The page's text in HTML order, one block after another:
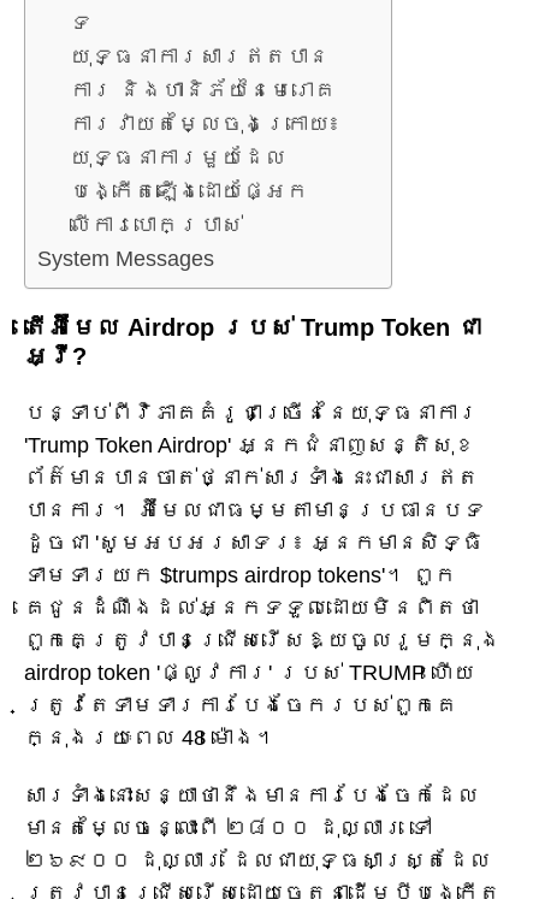
ទេ
យុទ្ធនាការសារឥតបាន
ការ និងហានិភ័យនៃមេរោគ
ការវាយតម្លៃចុងក្រោយ៖
យុទ្ធនាការមួយដែល
បង្កើតឡើងដោយផ្អែក
លើការបោកប្រាស់
System Messages
តើអ៊ីមែល Airdrop របស់ Trump Token ជា
អ្វី?
បន្ទាប់ពីវិភាគគំរូជាច្រើននៃយុទ្ធនាការ
'Trump Token Airdrop' អ្នកជំនាញសន្តិសុខ
ព័ត៌មានបានចាត់ថ្នាក់សារទាំងនេះជាសារឥត
បានការ។ អ៊ីមែលជាធម្មតាមានប្រធានបទ
ដូចជា 'សូមអបអរសាទរ៖ អ្នកមានសិទ្ធិ
ទាមទារយក $trumps airdrop tokens'។ ពួក
គេជូនដំណឹងដល់អ្នកទទួលដោយមិនពិតថា
ពួកគេត្រូវបានជ្រើសរើសឱ្យចូលរួមក្នុង
airdrop token 'ផ្លូវការ' របស់ TRUMP ហើយ
ត្រូវតែទាមទារការបែងចែករបស់ពួកគេ
ក្នុងរយៈពេល 48 ម៉ោង។
សារទាំងនោះសន្យាថានឹងមានការបែងចែកដែល
មានតម្លៃចន្លោះពី ២៨០០ ដុល្លារ ទៅ
២៦៩០០ ដុល្លារ ដែលជាយុទ្ធសាស្ត្រដែល
ត្រូវបានជ្រើសរើសដោយចេតនាដើម្បីបង្កើត